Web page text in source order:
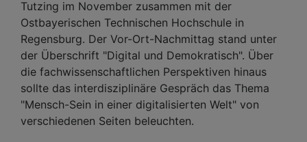
Tutzing im November zusammen mit der
Ostbayerischen Technischen Hochschule in
Regensburg. Der Vor-Ort-Nachmittag stand unter
der Überschrift "Digital und Demokratisch". Über
die fachwissenschaftlichen Perspektiven hinaus
sollte das interdisziplinäre Gespräch das Thema
"Mensch-Sein in einer digitalisierten Welt" von
verschiedenen Seiten beleuchten.